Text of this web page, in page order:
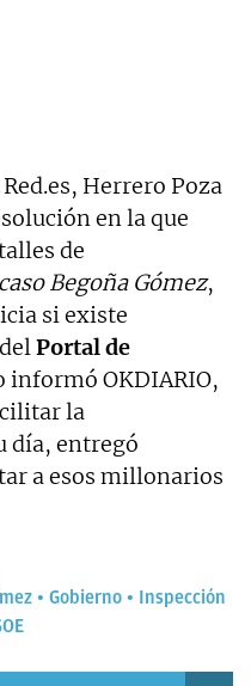
Herrero Poza
en la que
de
caso Begoña Gómez,
si existe
Portal de
informó OKDIARIO,
la
día, entregó
a esos millonarios
Gobierno
Inspección